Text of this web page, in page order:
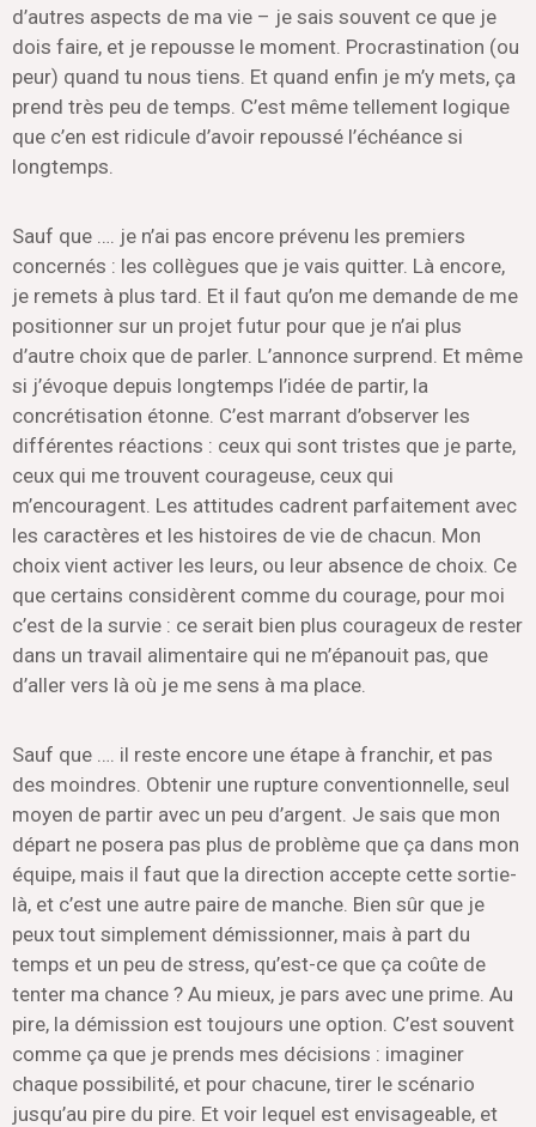
d’autres aspects de ma vie – je sais souvent ce que je
dois faire, et je repousse le moment. Procrastination (ou
peur) quand tu nous tiens. Et quand enfin je m’y mets, ça
prend très peu de temps. C’est même tellement logique
que c’en est ridicule d’avoir repoussé l’échéance si
longtemps.
Sauf que …. je n’ai pas encore prévenu les premiers
concernés : les collègues que je vais quitter. Là encore,
je remets à plus tard. Et il faut qu’on me demande de me
positionner sur un projet futur pour que je n’ai plus
d’autre choix que de parler. L’annonce surprend. Et même
si j’évoque depuis longtemps l’idée de partir, la
concrétisation étonne. C’est marrant d’observer les
différentes réactions : ceux qui sont tristes que je parte,
ceux qui me trouvent courageuse, ceux qui
m’encouragent. Les attitudes cadrent parfaitement avec
les caractères et les histoires de vie de chacun. Mon
choix vient activer les leurs, ou leur absence de choix. Ce
que certains considèrent comme du courage, pour moi
c’est de la survie : ce serait bien plus courageux de rester
dans un travail alimentaire qui ne m’épanouit pas, que
d’aller vers là où je me sens à ma place.
Sauf que …. il reste encore une étape à franchir, et pas
des moindres. Obtenir une rupture conventionnelle, seul
moyen de partir avec un peu d’argent. Je sais que mon
départ ne posera pas plus de problème que ça dans mon
équipe, mais il faut que la direction accepte cette sortie-
là, et c’est une autre paire de manche. Bien sûr que je
peux tout simplement démissionner, mais à part du
temps et un peu de stress, qu’est-ce que ça coûte de
tenter ma chance ? Au mieux, je pars avec une prime. Au
pire, la démission est toujours une option. C’est souvent
comme ça que je prends mes décisions : imaginer
chaque possibilité, et pour chacune, tirer le scénario
jusqu’au pire du pire. Et voir lequel est envisageable, et